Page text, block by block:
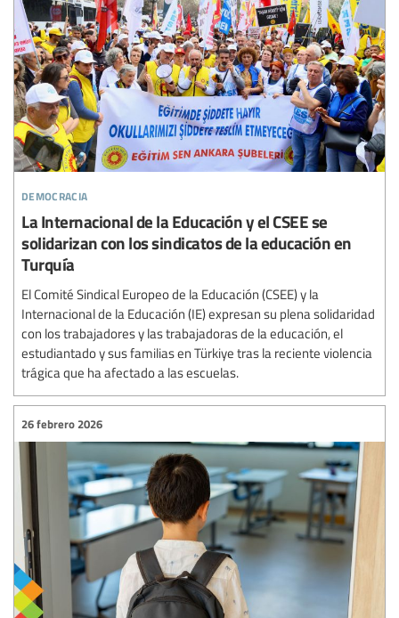
democracia
La Internacional de la Educación y el CSEE se
solidarizan con los sindicatos de la educación en
Turquía
El Comité Sindical Europeo de la Educación (CSEE) y la
Internacional de la Educación (IE) expresan su plena solidaridad
con los trabajadores y las trabajadoras de la educación, el
estudiantado y sus familias en Türkiye tras la reciente violencia
trágica que ha afectado a las escuelas.
26 febrero 2026